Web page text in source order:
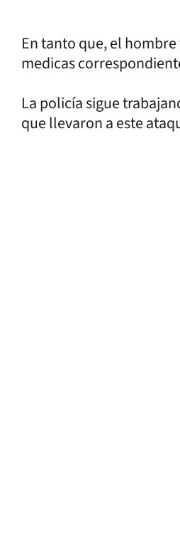
En tanto que, el
medicas
La policía sigue
que llevaron a este